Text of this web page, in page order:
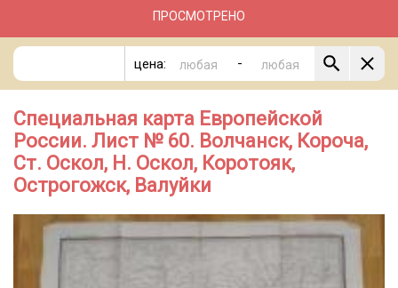
ПРОСМОТРЕНО
цена: -
Специальная карта Европейской
России. Лист № 60. Волчанск, Короча,
Ст. Оскол, Н. Оскол, Коротояк,
Острогожск, Валуйки